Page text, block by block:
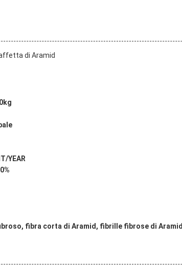
di Aramid
YEAR
fibra corta di Aramid, fibrille fibrose di Aramid